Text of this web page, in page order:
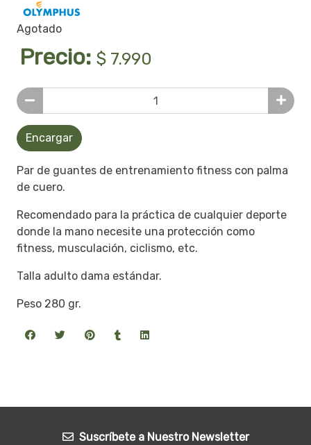
Agotado
Precio: $ 7.990
Encargar
Par de guantes de entrenamiento fitness con palma
de cuero.
Recomendado para la práctica de cualquier deporte
donde la mano necesite una protección como
fitness, musculación, ciclismo, etc.
Talla adulto dama estándar.
Peso 280 gr.
Suscríbete a Nuestro Newsletter